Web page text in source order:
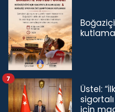
Üstel:
için
7